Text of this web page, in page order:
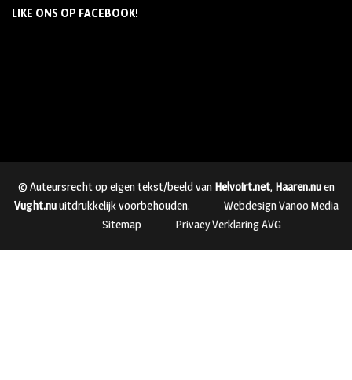
LIKE ONS OP FACEBOOK!
© Auteursrecht op eigen tekst/beeld van Helvoirt.net, Haaren.nuen
Vught.nuuitdrukkelijk voorbehouden.
Webdesign Vanoo Media
Sitemap
Privacy Verklaring AVG